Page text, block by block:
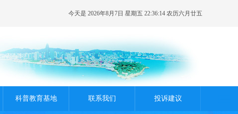
今天是 2026年8月7日 星期五 22:36:15 农历六月廿五
科普教育基地 联系我们 投诉建议